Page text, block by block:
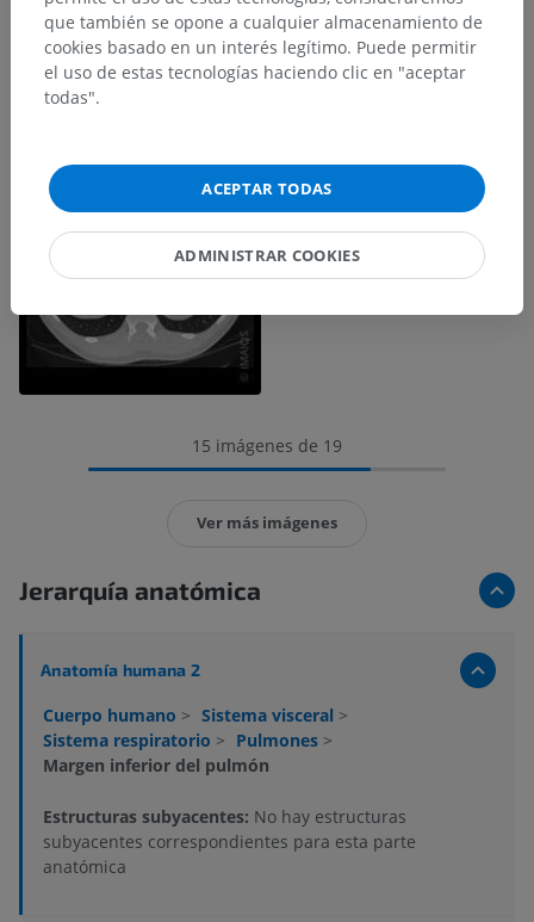
15 imágenes de 19
Ver más imágenes
Jerarquía anatómica
Anatomía humana 2
Cuerpo humano > Sistema visceral >
Sistema respiratorio > Pulmones >
Margen inferior del pulmón
Estructuras subyacentes: No hay estructuras
subyacentes correspondientes para esta parte
anatómica
que también se opone a cualquier almacenamiento de
cookies basado en un interés legítimo. Puede permitir
el uso de estas tecnologías haciendo clic en "aceptar
todas".
ACEPTAR TODAS
ADMINISTRAR COOKIES